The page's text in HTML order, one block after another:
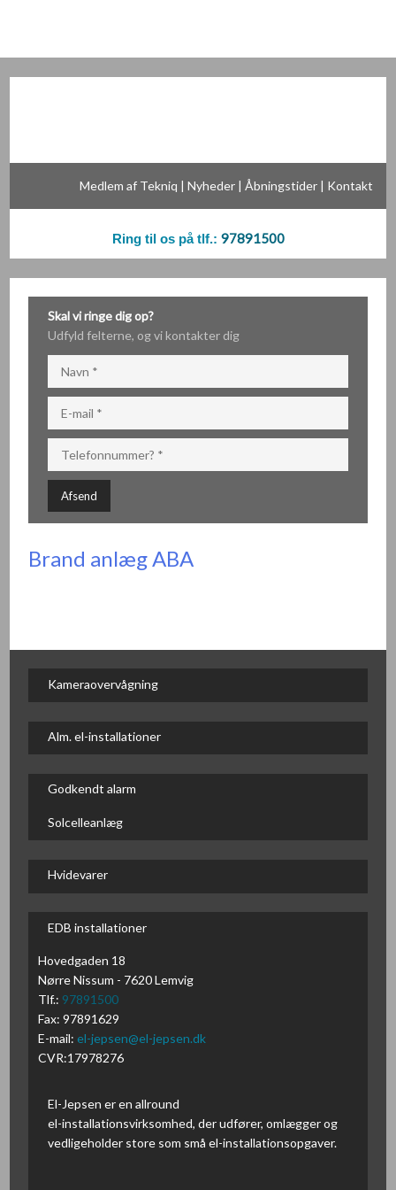
Medlem af Tekniq |Nyheder |Åbningstider | Kontakt
Ring til os på tlf.: 97891500
Skal vi ringe dig op?
​​Udfyld felterne, og vi kontakter dig​
​Brand anlæg ABA
Kameraovervågning
Alm. el-installationer
Godkendt alarm
Solcelleanlæg
Hvidevarer
EDB installationer
Hovedgaden 18
Nørre Nissum - 7620 Lemvig
Tlf.: 97891500
Fax: 97891629
​E-mail:el-jepsen@el-jepsen.dk
CVR:17978276
El-Jepsen er en allround
el-installationsvirksomhed, der udfører, omlægger og
vedligeholder store som små el-installationsopgaver.